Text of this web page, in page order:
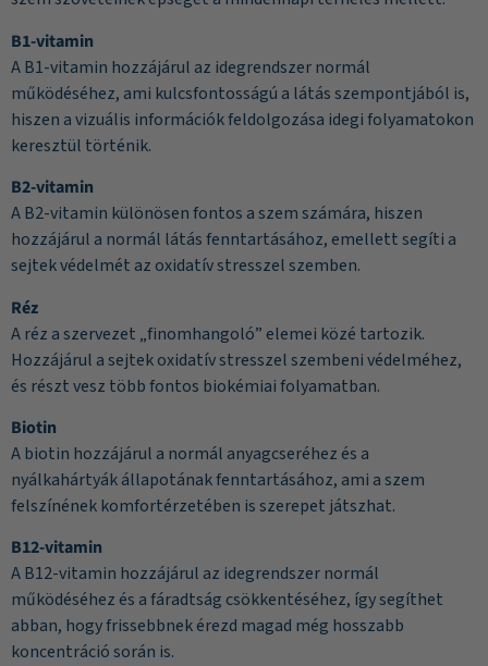
B1-vitamin
A B1-vitamin hozzájárul az idegrendszer normál
működéséhez, ami kulcsfontosságú a látás szempontjából is,
hiszen a vizuális információk feldolgozása idegi folyamatokon
keresztül történik.
B2-vitamin
A B2-vitamin különösen fontos a szem számára, hiszen
hozzájárul a normál látás fenntartásához, emellett segíti a
sejtek védelmét az oxidatív stresszel szemben.
Réz
A réz a szervezet „finomhangoló” elemei közé tartozik.
Hozzájárul a sejtek oxidatív stresszel szembeni védelméhez,
és részt vesz több fontos biokémiai folyamatban.
Biotin
A biotin hozzájárul a normál anyagcseréhez és a
nyálkahártyák állapotának fenntartásához, ami a szem
felszínének komfortérzetében is szerepet játszhat.
B12-vitamin
A B12-vitamin hozzájárul az idegrendszer normál
működéséhez és a fáradtság csökkentéséhez, így segíthet
abban, hogy frissebbnek érezd magad még hosszabb
koncentráció során is.